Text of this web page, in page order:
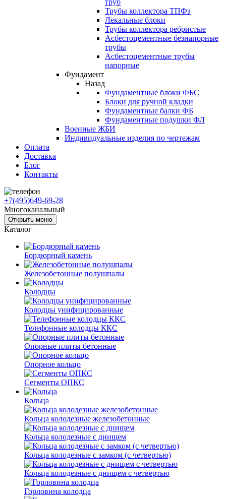
труб
Трубы коллектора ТПФэ
Лекальные блоки
Трубы коллектора ребристые
Асбестоцементные безнапорные
трубы
Асбестоцементные трубы
напорные
Фундамент
Назад
Фундаментные блоки ФБС
Блоки для ручной кладки
Фундаментные балки ФБ
Фундаментные подушки ФЛ
Военные ЖБИ
Индивидуальные изделия по чертежам
Оплата
Доставка
Блог
Контакты
+7(495)649-69-28
Многоканальный
Открыть меню
Каталог
Бордюрный камень
Железобетонные полушпалы
Колодцы
Колодцы унифицированные
Телефонные колодцы ККС
Опорные плиты бетонные
Опорное кольцо
Сегменты ОПКС
Кольца
Кольца колодезные железобетонные
Кольца колодезные с днищем
Кольца колодезные с замком (с четвертью)
Кольца колодезные с днищем с четвертью
Горловина колодца